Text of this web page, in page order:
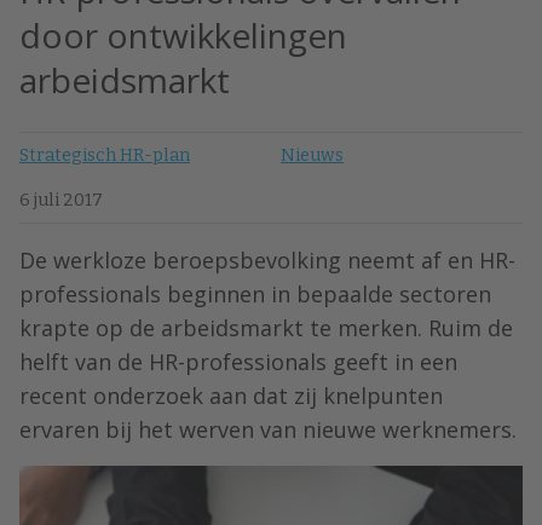
door ontwikkelingen
arbeidsmarkt
Strategisch HR-plan Nieuws
6 juli 2017
De werkloze beroepsbevolking neemt af en HR-
professionals beginnen in bepaalde sectoren
krapte op de arbeidsmarkt te merken. Ruim de
helft van de HR-professionals geeft in een
recent onderzoek aan dat zij knelpunten
ervaren bij het werven van nieuwe werknemers.